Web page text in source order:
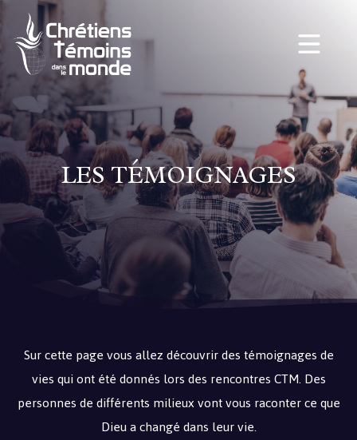
LES TÉMOIGNAGES
Sur cette page vous allez découvrir des témoignages de
vies qui ont été donnés lors des rencontres CTM. Des
personnes de différents milieux vont vous raconter ce que
Dieu a changé dans leur vie.